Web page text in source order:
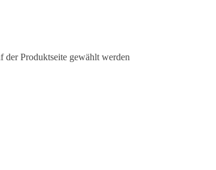
der Produktseite gewählt werden